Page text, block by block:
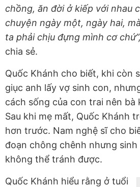
chồng, ăn đời ở kiếp với nhau
chuyện ngày một, ngày hai,
ta phải chịu đựng mình cơ chứ”,
chia sẻ.
Quốc Khánh cho biết, khi còn
giục anh lấy vợ sinh con,
cách sống của con trai nên bà
Sau khi mẹ mất, Quốc Khánh
hơn trước. Nam nghệ sĩ cho
đoạn chông chênh nhưng
không thể tránh được.
Quốc Khánh hiểu rằng ở tuổi